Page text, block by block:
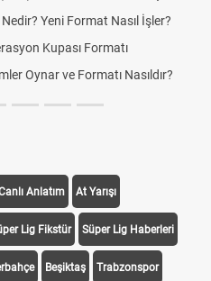
Yeni Format Nasıl İşler?
Kupası Formatı
Oynar ve Formatı Nasıldır?
Anlatım At Yarışı
Lig Fikstür Süper Lig Haberleri
Beşiktaş Trabzonspor